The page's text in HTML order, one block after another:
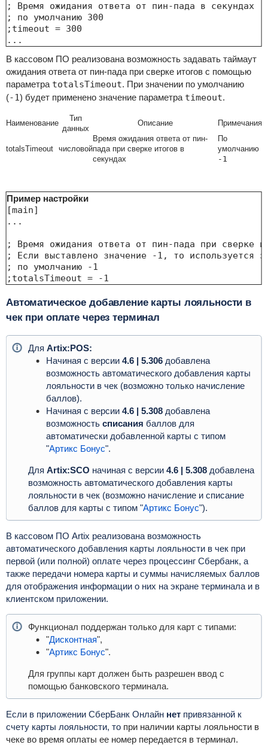
; Время ожидания ответа от пин-пада в секундах
; по умолчанию 300
;timeout = 300
...
В кассовом ПО реализована возможность задавать таймаут
ожидания ответа от пин-пада при сверке итогов с помощью
параметра totalsTimeout. При значении по умолчанию
(-1) будет применено значение параметра timeout.
Наименование
Тип
данных
Описание Примечания
totalsTimeout числовой
Время ожидания ответа от пин-
пада при сверке итогов в
секундах
По
умолчанию
-1
Пример настройки
[main]
...
; Время ожидания ответа от пин-пада при сверке
; Если выставлено значение -1, то используется
; по умолчанию -1
;totalsTimeout = -1
Автоматическое добавление карты лояльности в
чек при оплате через терминал
Для Artix:POS:
Начиная с версии 4.6 | 5.306добавлена
возможность автоматического добавления карты
лояльности в чек (возможно только начисление
баллов).
Начиная с версии 4.6 | 5.308 добавлена
возможность списания баллов для
автоматически добавленной карты с типом
"Артикс Бонус".
Для Artix:SCO начиная с версии 4.6 | 5.308 добавлена
возможность автоматического добавления карты
лояльности в чек (возможно начисление и списание
баллов для карты с типом "Артикс Бонус").
В кассовом ПО Artix реализована возможность
автоматического добавления карты лояльности в чек при
первой (или полной) оплате через процессинг Сбербанк, а
также передачи номера карты и суммы начисляемых баллов
для отображения информации о них на экране терминала и в
клиентском приложении.
Функционал поддержан только для карт с типами:
"Дисконтная",
"Артикс Бонус".
Для группы карт должен быть разрешен ввод с
помощью банковского терминала.
Если в приложении СберБанк Онлайн нетпривязанной к
счету карты лояльности, то при наличии карты лояльности в
чеке во время оплаты ее номер передается в терминал.